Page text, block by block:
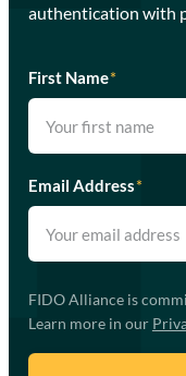
authentication with
First Name*
Email Address*
FIDO Alliance is
Learn more in our